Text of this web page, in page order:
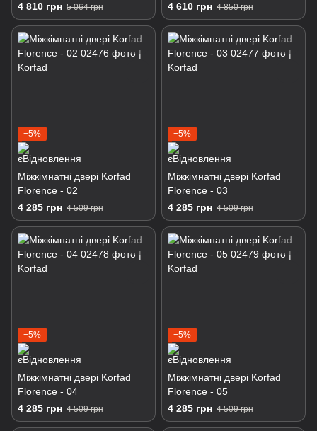
4 810 грн 5 064 грн
4 610 грн 4 850 грн
−5%
Міжкімнатні двері Korfad
Florence - 02
4 285 грн 4 509 грн
−5%
Міжкімнатні двері Korfad
Florence - 03
4 285 грн 4 509 грн
−5%
Міжкімнатні двері Korfad
Florence - 04
4 285 грн 4 509 грн
−5%
Міжкімнатні двері Korfad
Florence - 05
4 285 грн 4 509 грн